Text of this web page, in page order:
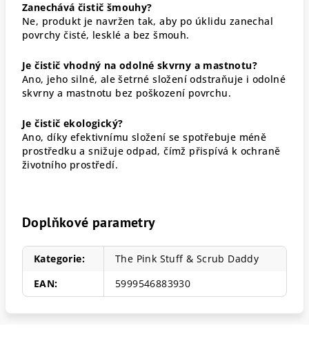
Zanechává čistič šmouhy?
Ne, produkt je navržen tak, aby po úklidu zanechal
povrchy čisté, lesklé a bez šmouh.
Je čistič vhodný na odolné skvrny a mastnotu?
Ano, jeho silné, ale šetrné složení odstraňuje i odolné
skvrny a mastnotu bez poškození povrchu.
Je čistič ekologický?
Ano, díky efektivnímu složení se spotřebuje méně
prostředku a snižuje odpad, čímž přispívá k ochraně
životního prostředí.
Doplňkové parametry
Kategorie:
The Pink Stuff & Scrub Daddy
EAN: 5999546883930